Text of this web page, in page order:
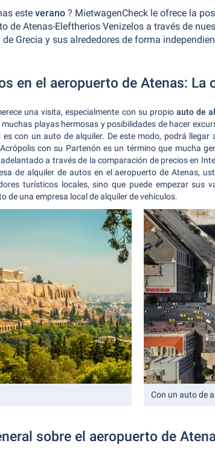
este verano ? MietwagenCheck le ofrece la
de Atenas-Eleftherios Venizelos a través de
Grecia y sus alrededores de forma
en el aeropuerto de Atenas: La
una visita, especialmente con su propioauto de
playas hermosas y posibilidades de hacer
con un auto de alquiler. De este modo, podrá
con su Partenón es un término que mucha
a través de la comparación de precios en
de alquiler de autos en el aeropuerto de Atenas,
turísticos locales, sino que puede empezar sus
de una empresa local de alquiler de vehículos.
Con un auto de
sobre el aeropuerto de